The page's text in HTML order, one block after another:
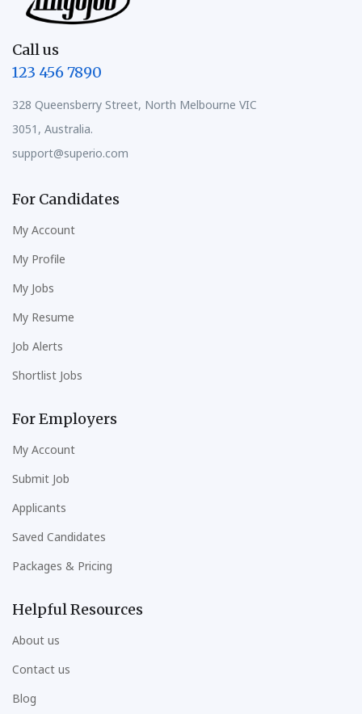
Call us
123 456 7890
328 Queensberry Street, North Melbourne VIC
3051, Australia.
support@superio.com
For Candidates
My Account
My Profile
My Jobs
My Resume
Job Alerts
Shortlist Jobs
For Employers
My Account
Submit Job
Applicants
Saved Candidates
Packages & Pricing
Helpful Resources
About us
Contact us
Blog